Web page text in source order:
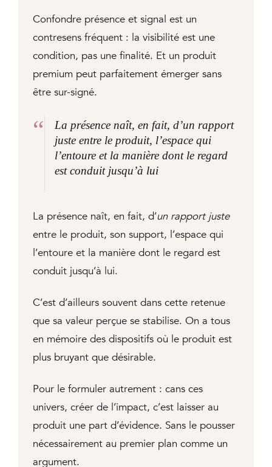
Confondre présence et signal est un
contresens fréquent : la visibilité est une
condition, pas une finalité. Et un produit
premium peut parfaitement émerger sans
être sur-signé.
“
La présence naît, en fait, d’un rapport
juste entre le produit, l’espace qui
l’entoure et la manière dont le regard
est conduit jusqu’à lui
La présence naît, en fait, d’un rapport juste
entre le produit, son support, l’espace qui
l’entoure et la manière dont le regard est
conduit jusqu’à lui.
C’est d’ailleurs souvent dans cette retenue
que sa valeur perçue se stabilise. On a tous
en mémoire des dispositifs où le produit est
plus bruyant que désirable.
Pour le formuler autrement : cans ces
univers, créer de l’impact, c’est laisser au
produit une part d’évidence. Sans le pousser
nécessairement au premier plan comme un
argument.